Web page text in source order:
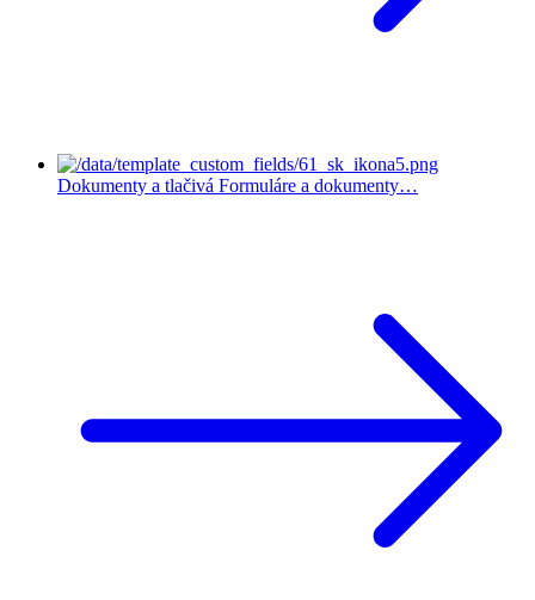
Dokumenty a tlačivá Formuláre a dokumenty…